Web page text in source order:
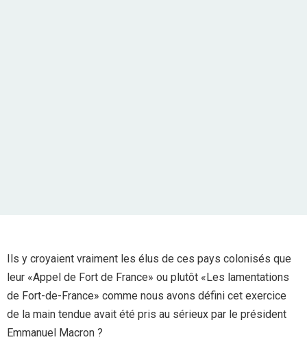
Ils y croyaient vraiment les élus de ces pays colonisés que
leur «Appel de Fort de France» ou plutôt «Les lamentations
de Fort-de-France» comme nous avons défini cet exercice
de la main tendue avait été pris au sérieux par le président
Emmanuel Macron ?